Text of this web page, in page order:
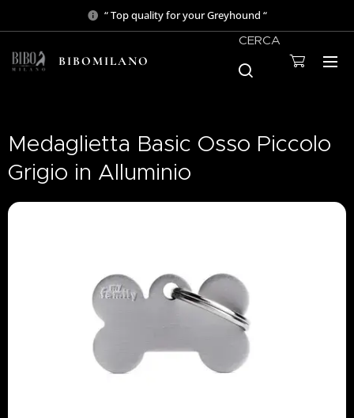
“ Top quality for your Greyhound “
BIBOMILANO
CERCA
Medaglietta Basic Osso Piccolo
Grigio in Alluminio